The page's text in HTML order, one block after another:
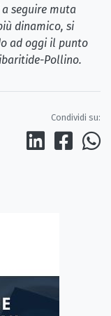
seguire muta
dinamico, si
ad oggi il punto
Pollino.
Condividi su: